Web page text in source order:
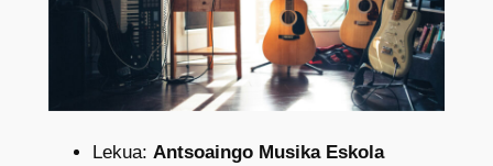
Lekua: Antsoaingo Musika Eskola